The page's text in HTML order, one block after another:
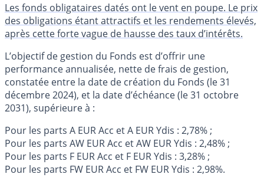
Les fonds obligataires datés ont le vent en poupe. Le prix
des obligations étant attractifs et les rendements élevés,
après cette forte vague de hausse des taux d’intérêts.
L’objectif de gestion du Fonds est d’offrir une
performance annualisée, nette de frais de gestion,
constatée entre la date de création du Fonds (le 31
décembre 2024), et la date d’échéance (le 31 octobre
2031), supérieure à :
Pour les parts A EUR Acc et A EUR Ydis : 2,78% ;
Pour les parts AW EUR Acc et AW EUR Ydis : 2,48% ;
Pour les parts F EUR Acc et F EUR Ydis : 3,28% ;
Pour les parts FW EUR Acc et FW EUR Ydis : 2,98%.